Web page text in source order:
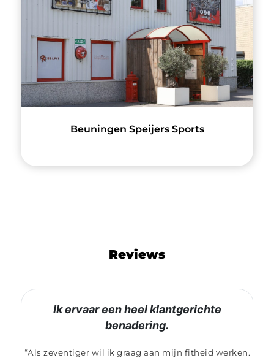
Beuningen Speijers Sports
Reviews
Ik ervaar een heel klantgerichte
benadering.
“Als zeventiger wil ik graag aan mijn fitheid werken.